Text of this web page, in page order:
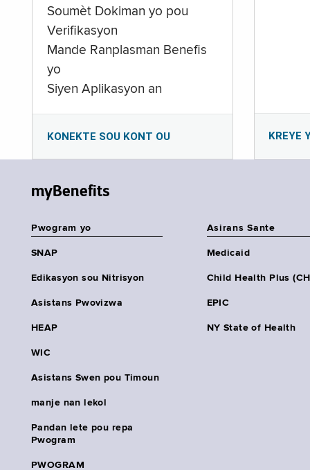
Soumèt Dokiman yo pou
Verifikasyon
Mande Ranplasman Benefis
yo
Siyen Aplikasyon an
KONEKTE SOU KONT OU KREYE
myBenefits
Pwogram yo
SNAP
Edikasyon sou Nitrisyon
Asistans Pwovizwa
HEAP
WIC
Asistans Swen pou Timoun
manje nan lekol
Pandan lete pou repa
Pwogram
PWOGRAM
Asirans Sante
Medicaid
Child Health Plus
EPIC
NY State of Health